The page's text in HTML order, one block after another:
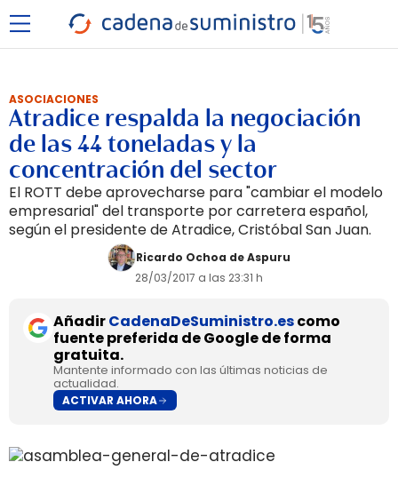
ASOCIACIONES
Atradice respalda la negociación
de las 44 toneladas y la
concentración del sector
El ROTT debe aprovecharse para "cambiar el modelo
empresarial" del transporte por carretera español,
según el presidente de Atradice, Cristóbal San Juan.
Ricardo Ochoa de Aspuru
28/03/2017 a las 23:31 h
AñadirCadenaDeSuministro.escomo
fuente preferida de Google de forma
gratuita.
Mantente informado con las últimas noticias de
actualidad.
ACTIVAR AHORA